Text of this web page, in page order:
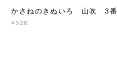
かさねのきぬいろ 山吹 3番
¥528